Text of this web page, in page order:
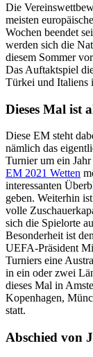
Die
meisten
Wochen beendet
werden sich die
diesem Sommer
Das Auftaktspiel
Türkei und Italiens
Dieses Mal ist
Diese EM steht
nämlich das
Turnier um ein
EM 2021 Wetten
interessanten
geben. Weiterhin
volle
sich die Spielorte
Besonderheit ist
UEFA-Präsident
Turniers eine
in ein oder zwei
dieses Mal in
Kopenhagen,
statt.
Abschied von